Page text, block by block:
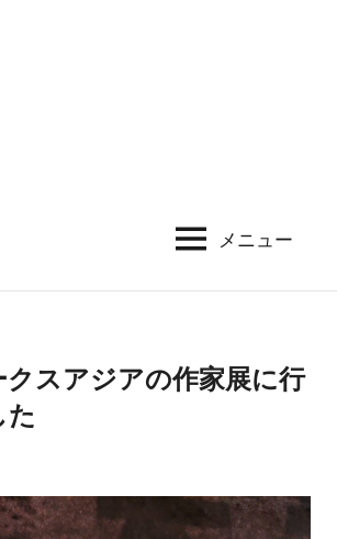
メニュー
スアジアの作家展に行
た